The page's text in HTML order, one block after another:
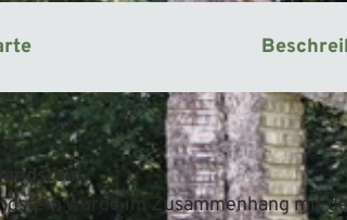
wurde im Zusammenhang mit